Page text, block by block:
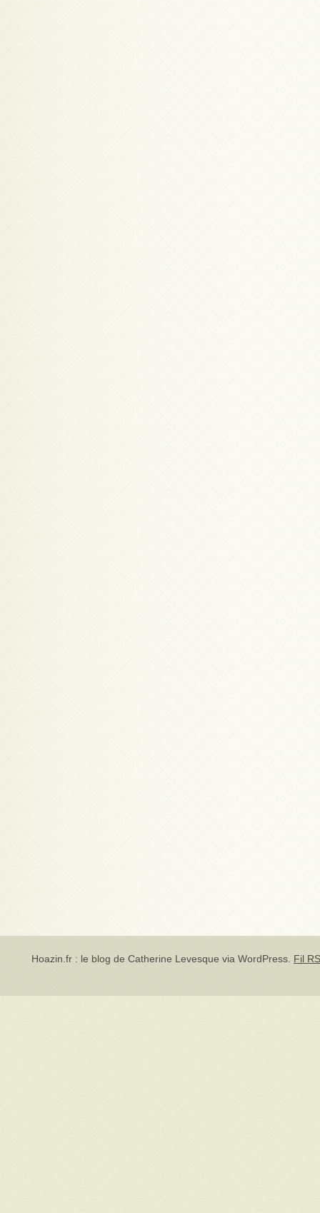
Hoazin.fr : le blog de Catherine Levesque via WordPress Fil